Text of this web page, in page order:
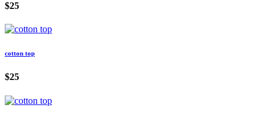
$25
cotton top
$25